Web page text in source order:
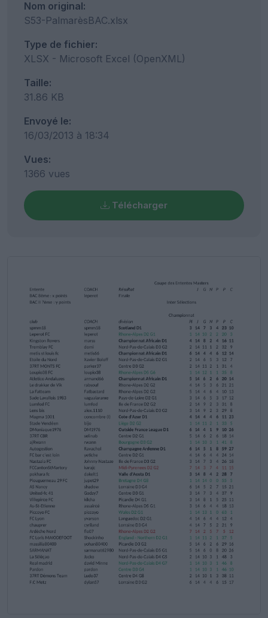
Nom original:
S53-PalmarèsBAC.xlsx
Type de fichier:
XLSX - Microsoft Excel (OpenXML)
Taille:
31.86 KB
Envoyé le:
16/03/2013 à 18:34
Vues:
1366 vues
Télécharger